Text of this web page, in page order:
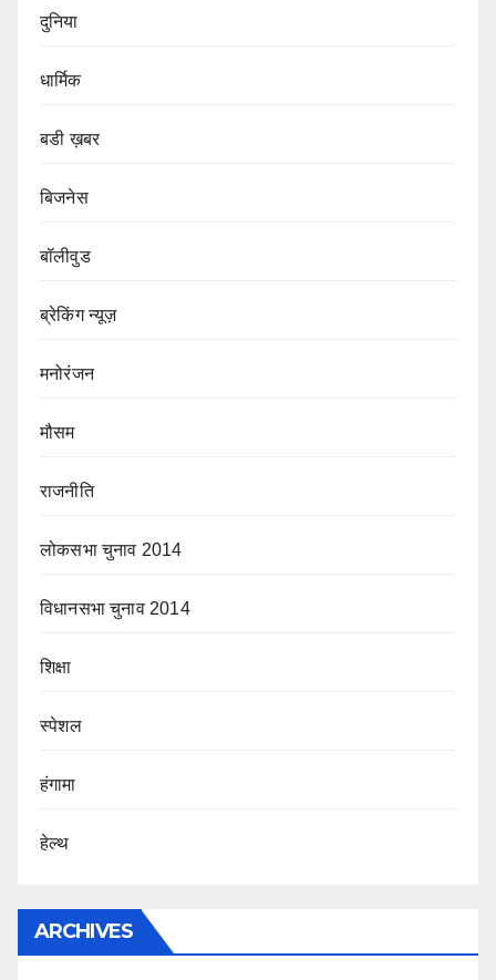
दुनिया
धार्मिक
बडी ख़बर
बिजनेस
बॉलीवुड
ब्रेकिंग न्यूज़
मनोरंजन
मौसम
राजनीति
लोकसभा चुनाव 2014
विधानसभा चुनाव 2014
शिक्षा
स्पेशल
हंगामा
हेल्थ
ARCHIVES